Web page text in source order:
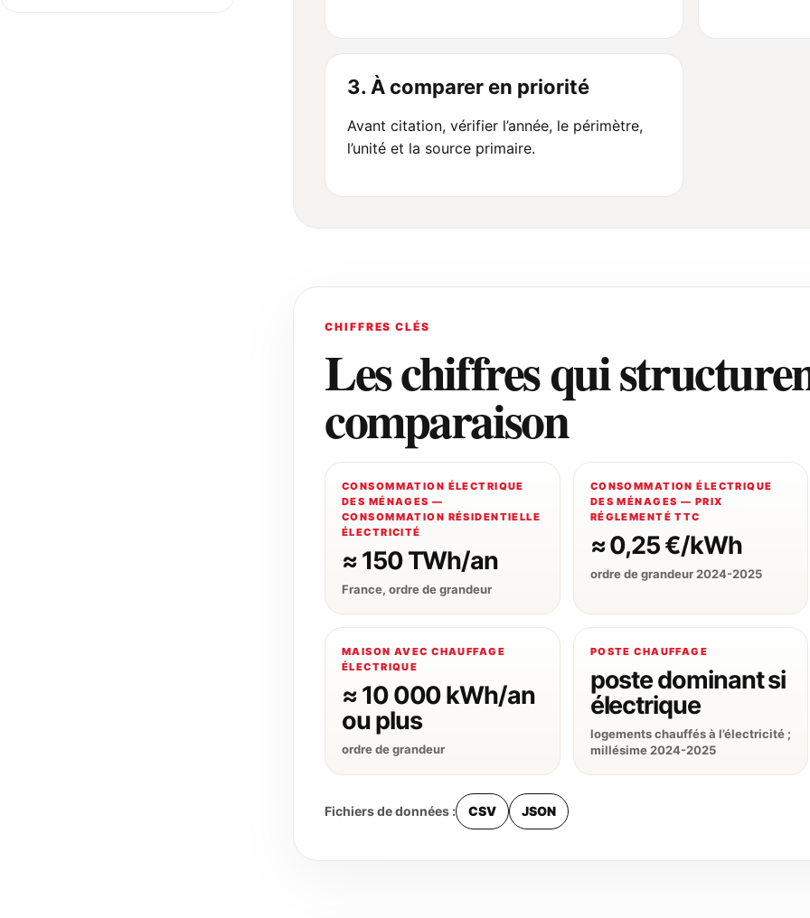
3. À comparer en priorité
Avant citation, vérifier l’année, le périmètre,
l’unité et la source primaire.
CHIFFRES CLÉS
Les chiffres qui
comparaison
CONSOMMATION ÉLECTRIQUE
DES MÉNAGES —
CONSOMMATION RÉSIDENTIELLE
ÉLECTRICITÉ
≈ 150 TWh/an
France, ordre de grandeur
CONSOMMATION ÉLECTRIQUE
DES MÉNAGES — PRIX
RÉGLEMENTÉ TTC
≈ 0,25 €/kWh
ordre de grandeur 2024-2025
MAISON AVEC CHAUFFAGE
ÉLECTRIQUE
≈ 10 000 kWh/an
ou plus
ordre de grandeur
POSTE CHAUFFAGE
poste dominant si
électrique
logements chauffés à l’électricité ;
millésime 2024-2025
Fichiers de données : CSV JSON